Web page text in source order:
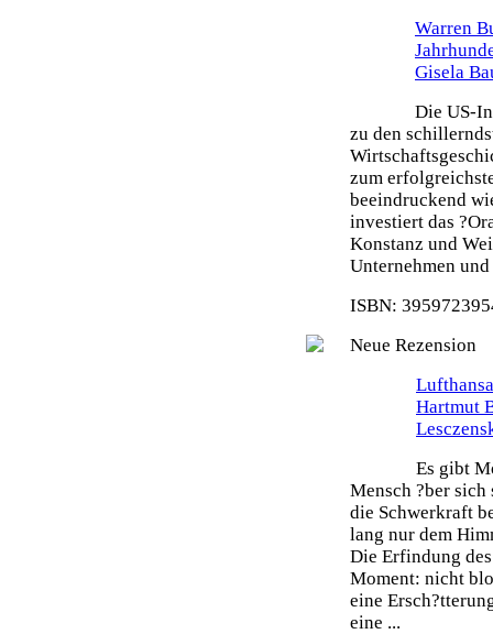
Warren
Gisela
Die US-
zu den
zum
beeindruckend
investiert das
Konstanz und
Unternehmen
ISBN:
Neue Rezension
Hartmut
Es gibt
Mensch ?ber sich
die Schwerkraft
lang nur dem
Die Erfindung
Moment: nicht
eine
eine ...